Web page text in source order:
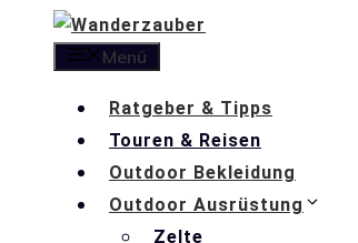
Menü
Ratgeber & Tipps
Touren & Reisen
Outdoor Bekleidung
Outdoor Ausrüstung
Zelte